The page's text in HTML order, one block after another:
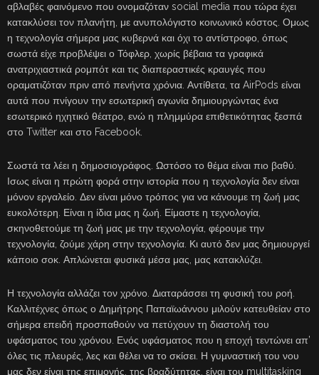
αβλαβές φαινόμενο που ονομαζόταν social media που τώρα έχει
κατακλύσει τον πλανήτη, με ανυπολόγιστο κοινωνικό κόστος. Ομως
η τεχνολογία σήμερα μας κυβερνά και όχι το αντίστροφο, όπως
σωστά είχε προβλέψει ο Τόφλερ, χωρίς βέβαια τα γραφικά
ανατριχιαστικά ρομπότ και τις διαπεραστικές κραυγές που
οραματιζόταν πριν από πενήντα χρόνια. Αντίθετα, τα AirPods είναι
αυτά που πνίγουν την εσωτερική αγωνία δημιουργώντας ένα
εσωτερικό ηχητικό θέατρο, ενώ η πλημμύρα επιθετικότητας ξεσπά
στο Twitter και στο Facebook.
Σωστά τα λέει η δημοσιογράφος. Ωστόσο το θέμα είναι πιο βαθύ.
Ισως είναι η πρώτη φορά στην ιστορία που η τεχνολογία δεν είναι
μόνον εργαλείο. Δεν είναι μόνο τρόπος για να κάνουμε τη ζωή μας
ευκολότερη. Είναι η ίδια μας η ζωή. Είμαστε η τεχνολογία,
σκηνοθετούμε τη ζωή μας με την τεχνολογία, φέρουμε την
τεχνολογία, ζούμε χάρη στην τεχνολογία. Κι αυτό δεν μας δημιουργεί
κάποιο σοκ. Απλώνεται φυσικά μέσα μας, μας κατακλύζει.
Η τεχνολογία αλλάζει τον χρόνο. Διαταράσσει τη φυσική του ροή.
Καλλιτέχνες όπως ο Δημήτρης Παπαϊωάννου μιλούν κατευθείαν στο
σήμερα επειδή προσπαθούν να πετύχουν τη διαστολή του
υφάσματος του χρόνου. Ενός υφάσματος που η εποχή τεντώνει απ’
όλες τις πλευρές, λες και θέλει να το σκίσει. Η γυμναστική του νου
μας δεν είναι της επιμονής, της βραδύτητας, είναι του multitasking